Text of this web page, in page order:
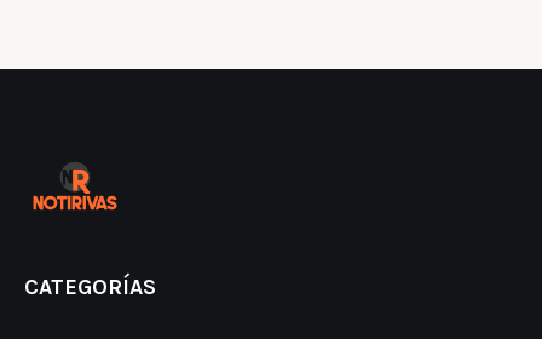
CATEGORÍAS